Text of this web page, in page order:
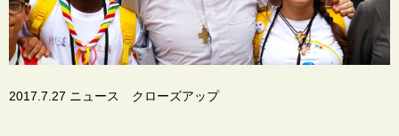
2017.7.27 ニュース クローズアップ